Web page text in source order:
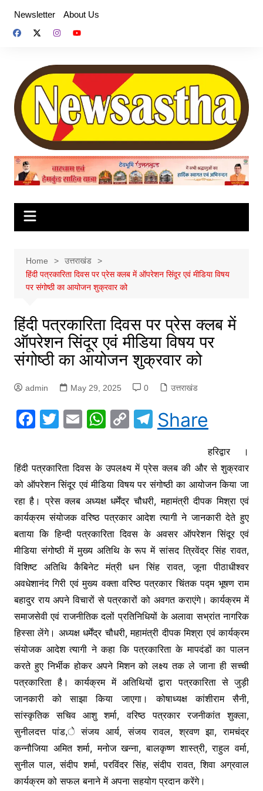
content
Newsletter About Us
Home
उत्तराखंड
हिंदी पत्रकारिता दिवस पर प्रेस क्लब में ऑपरेशन सिंदूर एवं मीडिया विषय
पर संगोष्ठी का आयोजन शुक्रवार को
हिंदी पत्रकारिता दिवस पर प्रेस क्लब में
ऑपरेशन सिंदूर एवं मीडिया विषय पर
संगोष्ठी का आयोजन शुक्रवार को
admin May 29, 2025 0 उत्तराखंड
F
e
b
o
o
k
T
er
E
ai
l
W
s
A
p
p
C
p
y
Li
n
k
T
el
gr
a
m
Share
हरिद्वार ।
हिंदी पत्रकारिता दिवस के उपलक्ष्य में प्रेस क्लब की और से शुक्रवार
को ऑपरेशन सिंदूर एवं मीडिया विषय पर संगोष्ठी का आयोजन किया जा
रहा है। प्रेस क्लब अध्यक्ष धर्मेंद्र चौधरी, महामंत्री दीपक मिश्रा एवं
कार्यक्रम संयोजक वरिष्ठ पत्रकार आदेश त्यागी ने जानकारी देते हुए
बताया कि हिन्दी पत्रकारिता दिवस के अवसर ऑपरेशन सिंदूर एवं
मीडिया संगोष्ठी में मुख्य अतिथि के रूप में सांसद त्रिवेंद्र सिंह रावत,
विशिष्ट अतिथि कैबिनेट मंत्री धन सिंह रावत, जूना पीठाधीश्वर
अवधेशानंद गिरी एवं मुख्य वक्ता वरिष्ठ पत्रकार चिंतक पद्म भूषण राम
बहादुर राय अपने विचारों से पत्रकारों को अवगत कराएंगे। कार्यक्रम में
समाजसेवी एवं राजनीतिक दलों प्रतिनिधियों के अलावा सभ्रांत नागरिक
हिस्सा लेंगे। अध्यक्ष धर्मेंद्र चौधरी, महामंत्री दीपक मिश्रा एवं कार्यक्रम
संयोजक आदेश त्यागी ने कहा कि पत्रकारिता के मापदंडों का पालन
करते हुए निर्भीक होकर अपने मिशन को लक्ष्य तक ले जाना ही सच्ची
पत्रकारिता है। कार्यक्रम में अतिथियों द्वारा पत्रकारिता से जुड़ी
जानकारी को साझा किया जाएगा। कोषाध्यक्ष कांशीराम सैनी,
सांस्कृतिक सचिव आशु शर्मा, वरिष्ठ पत्रकार रजनीकांत शुक्ला,
सुनीलदत्त पांड,े संजय आर्य, संजय रावल, श्रवण झा, रामचंद्र
कन्नौजिया अमित शर्मा, मनोज खन्ना, बालकृष्ण शास्त्री, राहुल वर्मा,
सुनील पाल, संदीप शर्मा, परविंदर सिंह, संदीप रावत, शिवा अग्रवाल
कार्यक्रम को सफल बनाने में अपना सहयोग प्रदान करेंगे।